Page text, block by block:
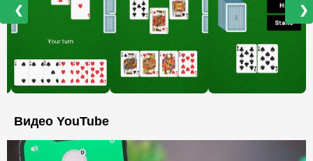
❮ ❯
Видео YouTube